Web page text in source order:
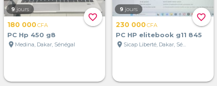
favorite_border
9 jours
180 000CFA
PC Hp 450 g8
location_on Medina, Dakar, Sénégal
favorite_border
9 jours
230 000CFA
PC HP elitebook g11 845
location_on
Sicap Liberté, Dakar, Sénégal